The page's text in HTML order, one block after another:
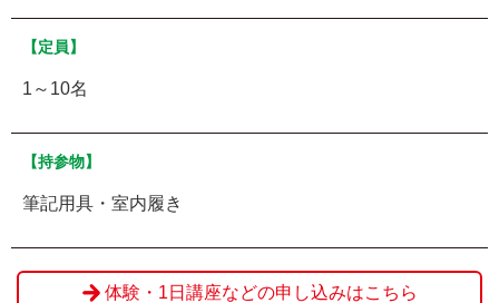
【定員】
1～10名
【持参物】
筆記用具・室内履き
体験・1日講座などの申し込みはこちら